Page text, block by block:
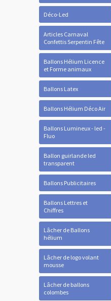
Déco-Led
Articles Carnaval
Confettis Serpentin Fête
Ballons Hélium Licence
et Forme animaux
Ballons Latex
Ballons Hélium Déco Air
Ballons Lumineux - led -
Fluo
Ballon guirlande led
transparent
Ballons Publicitaires
Ballons Lettres et
Chiffres
Lâcher de Ballons
hélium
Lâcher de logo volant
mousse
Lâcher de ballons
colombes